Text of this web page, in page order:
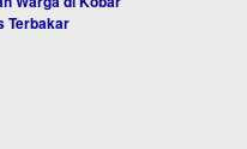
Terbakar